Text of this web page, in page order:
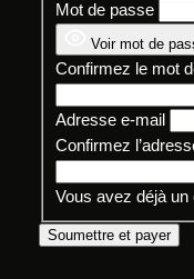
Mot de passe
Voir mot de
Confirmez le mot
Adresse e-mail
Confirmez
Vous avez déjà un